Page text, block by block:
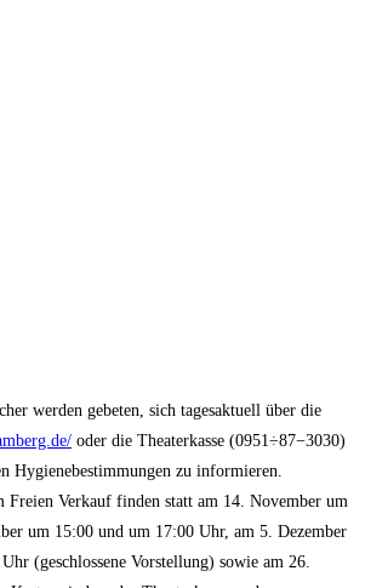
wer­den gebe­ten, sich tages­ak­tu­ell über die
oder die Thea­ter­kas­se (0951÷87−3030)
Hygie­ne­be­stim­mun­gen zu infor­mie­ren.
Frei­en Ver­kauf fin­den statt am 14. Novem­ber um
um 15:00 und um 17:00 Uhr, am 5. Dezem­ber
(geschlos­se­ne Vor­stel­lung) sowie am 26.